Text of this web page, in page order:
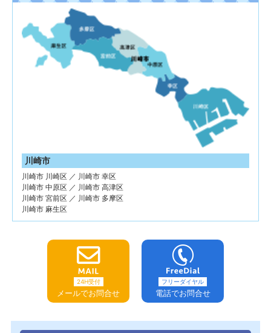
川崎市
川崎市 川崎区 ／ 川崎市 幸区
川崎市 中原区 ／ 川崎市 高津区
川崎市 宮前区 ／ 川崎市 多摩区
川崎市 麻生区
24H受付
メールでお問合せ
フリーダイヤル
電話でお問合せ